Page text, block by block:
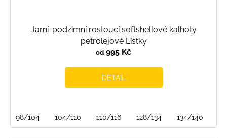
Jarní-podzimní rostoucí softshellové kalhoty
petrolejové Lístky
od 995 Kč
DETAIL
98/104 104/110 110/116 128/134 134/140